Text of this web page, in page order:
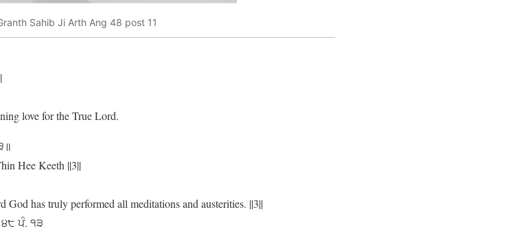
Sahib Ji Arth Ang 48 post 11
love for the True Lord.
Hee Keeth ||3||
has truly performed all meditations and austerities. ||3||
ਪੰ. ੧੩